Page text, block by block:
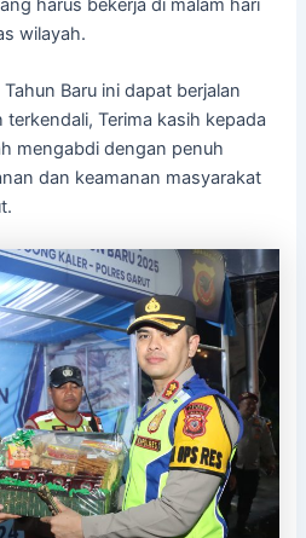
wilayah.
Baru ini dapat berjalan
Terima kasih kepada
mengabdi dengan penuh
dan keamanan masyarakat